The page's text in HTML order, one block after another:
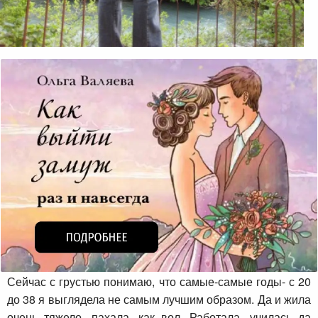
Сейчас с грустью понимаю, что самые-самые годы- с 20
до 38 я выглядела не самым лучшим образом. Да и жила